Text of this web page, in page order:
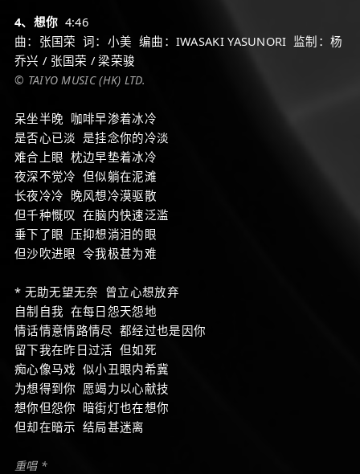
4、想你 4:46
曲：张国荣 词：小美 编曲：IWASAKI YASUNORI 监制：杨
乔兴 / 张国荣 / 梁荣骏
© TAIYO MUSIC (HK) LTD.
呆坐半晚 咖啡早渗着冰冷
是否心已淡 是挂念你的冷淡
难合上眼 枕边早垫着冰冷
夜深不觉冷 但似躺在泥滩
长夜冷冷 晚风想冷漠驱散
但千种慨叹 在脑内快速泛滥
垂下了眼 压抑想淌泪的眼
但沙吹进眼 令我极甚为难
* 无助无望无奈 曾立心想放弃
自制自我 在每日怨天怨地
情话情意情路情尽 都经过也是因你
留下我在昨日过活 但如死
痴心像马戏 似小丑眼内希冀
为想得到你 愿竭力以心献技
想你但怨你 暗街灯也在想你
但却在暗示 结局甚迷离
重唱 *